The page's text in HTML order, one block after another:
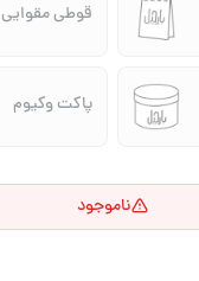
قوطی مقوایی
پاکت وکیوم
ناموجود